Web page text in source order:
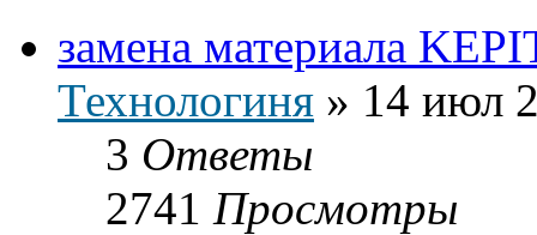
замена материала
Технологиня » 14 июл
3 Ответы
2741 Просмотры